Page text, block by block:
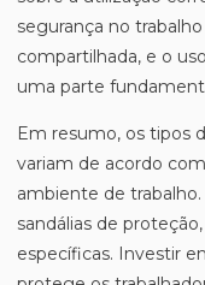
segurança no
compartilhada, e o
uma parte
Em resumo, os tipos
variam de acordo
ambiente de
sandálias de
específicas. Investir